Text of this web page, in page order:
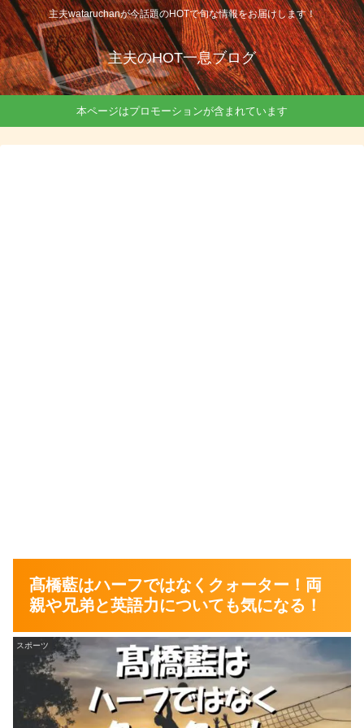
主夫wataruchanが今話題のHOTで旬な情報をお届けします！
主夫のHOT一息ブログ
本ページはプロモーションが含まれています
髙橋藍はハーフではなくクォーター！両
親や兄弟と英語力についても気になる！
スポーツ